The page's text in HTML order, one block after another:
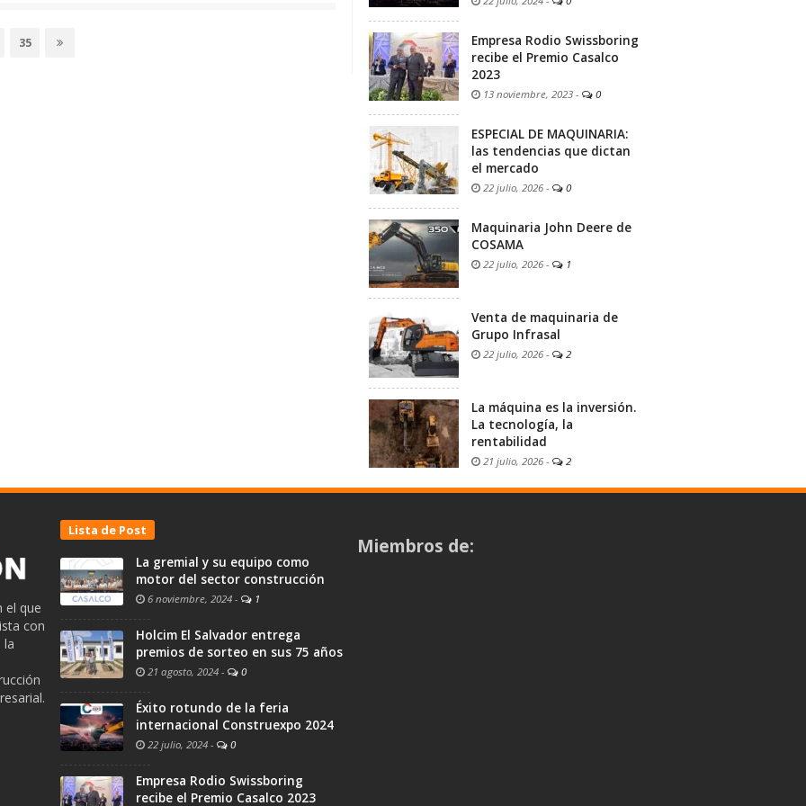
Página
35
Empresa Rodio Swissboring
recibe el Premio Casalco
2023
13 noviembre, 2023 - 0
ESPECIAL DE MAQUINARIA:
las tendencias que dictan
el mercado
22 julio, 2026 - 0
Maquinaria John Deere de
COSAMA
22 julio, 2026 - 1
Venta de maquinaria de
Grupo Infrasal
22 julio, 2026 - 2
La máquina es la inversión.
La tecnología, la
rentabilidad
21 julio, 2026 - 2
el que
con
la
Lista de Post
La gremial y su equipo como
motor del sector construcción
6 noviembre, 2024 - 1
Holcim El Salvador entrega
premios de sorteo en sus 75 años
21 agosto, 2024 - 0
Éxito rotundo de la feria
internacional Construexpo 2024
22 julio, 2024 - 0
Empresa Rodio Swissboring
recibe el Premio Casalco 2023
Miembros de: